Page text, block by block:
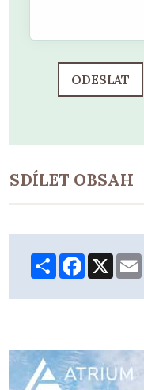
ODESLAT
SDÍLET OBSAH
ShareFacebook
X